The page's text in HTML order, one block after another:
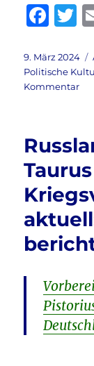
F
c
e
o
k
T
it
Veröffentlicht
am
9. März 2024
Politische
Kommentarzu
&
&
Da
der